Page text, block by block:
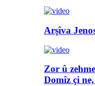
Arşîva
Zor û
Domîz çi